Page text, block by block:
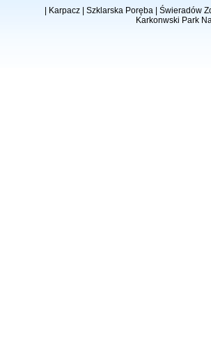
Karpacz| Szklarska Poręba| Świeradów
Karkonwski Park